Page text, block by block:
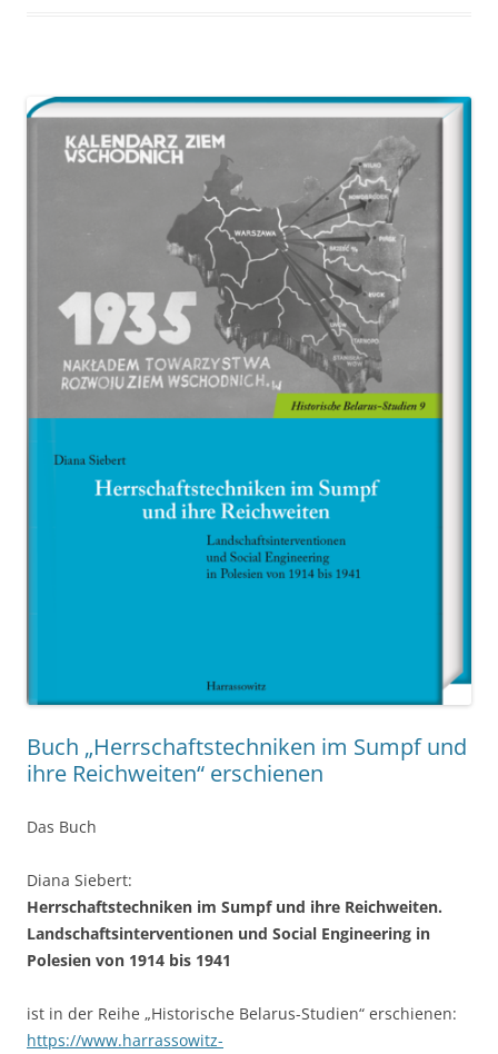
Buch „Herrschaftstechniken im Sumpf und
ihre Reichweiten“ erschienen
Das Buch
Diana Siebert:
Herrschaftstechniken im Sumpf und ihre Reichweiten.
Landschaftsinterventionen und Social Engineering in
Polesien von 1914 bis 1941
ist in der Reihe „Historische Belarus-Studien“ erschienen:
https://www.harrassowitz-